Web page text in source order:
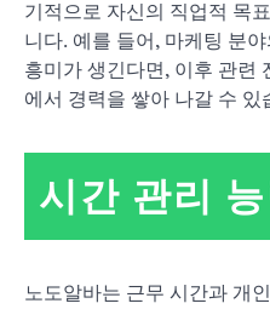
기적으로 자신의 직업적 목
니다. 예를 들어, 마케팅 분
흥미가 생긴다면, 이후 관련
에서 경력을 쌓아 나갈 수 있
시간 관리
노도알바는 근무 시간과 개